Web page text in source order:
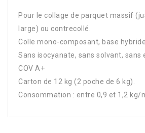
Pour le collage de parquet massif
large) ou contrecollé.
Colle mono-composant, base
Sans isocyanate, sans solvant, sans
COV A+
Carton de 12 kg (2 poche de 6 kg).
Consommation : entre 0,9 et 1,2 kg/